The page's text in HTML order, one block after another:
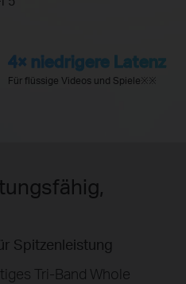
4× niedrigere Latenz
Für flüssige Videos und Spiele※※
Spitzenleistung
Tri-Band Whole